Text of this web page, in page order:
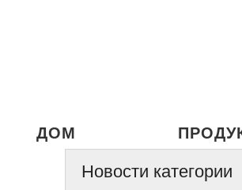
ДОМ
Новости категории